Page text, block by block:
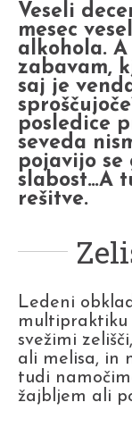
Veseli
mesec
alkohola.
zabavam,
saj je
posledice
seveda
pojavijo se
slabost…A
rešitve.
Ledeni
multipraktiku
svežimi
ali melisa, in
tudi
žajbljem ali